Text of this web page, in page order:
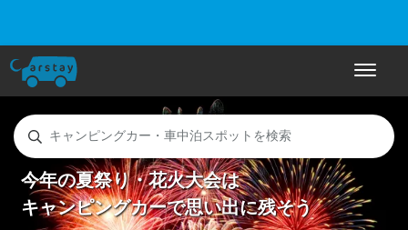
ナビゲ
今年の夏祭り・花火大会は
キャンピングカーで思い出に残そう
キャンピングカー・車中泊スポットを検索